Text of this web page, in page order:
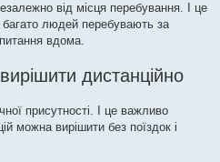
від місця перебування. І це
людей перебувають за
вдома.
дистанційно
присутності. І це важливо
можна вирішити без поїздок і